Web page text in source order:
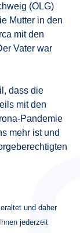
(OLG)
Mutter in den
mit den
Vater war
dass die
mit den
Pandemie
mehr ist und
und daher
jederzeit